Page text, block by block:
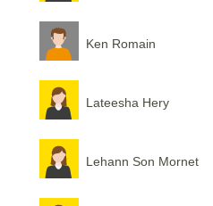
Ken Romain
Lateesha Hery
Lehann Son Mornet